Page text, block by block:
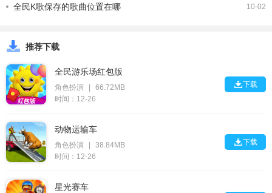
10-02
全民K歌保存的歌曲位置在哪
推荐下载
全民游乐场红包版
角色扮演
66.72MB
时间：12-26
下载
动物运输车
角色扮演
38.84MB
时间：12-26
下载
星光赛车